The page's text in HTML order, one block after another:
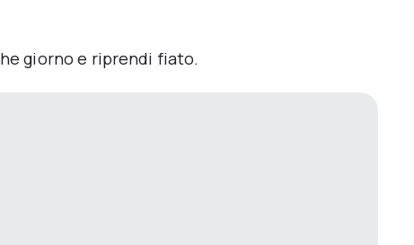
giorno e riprendi fiato.